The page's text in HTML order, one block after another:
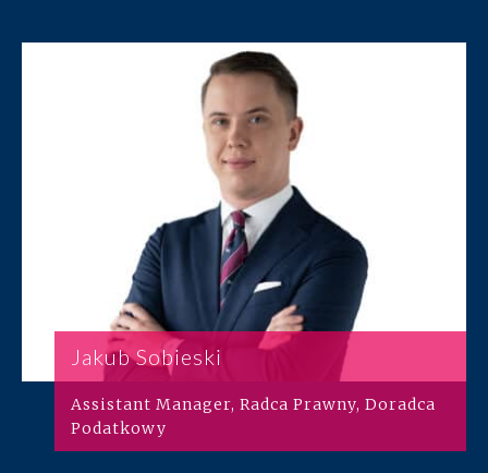
Jakub Sobieski
Assistant Manager, Radca Prawny, Doradca
Podatkowy